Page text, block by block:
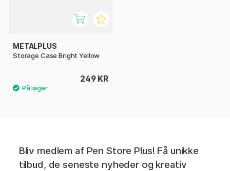
METALPLUS
Storage Case Bright Yellow
249 KR
Bliv medlem af Pen Store Plus! Få unikke
tilbud, de seneste nyheder og kreativ